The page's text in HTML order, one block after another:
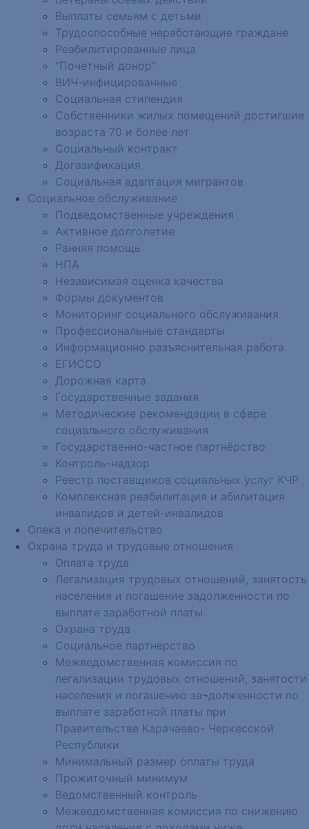
Выплаты семьям с детьми
Трудоспособные неработающие граждане
Реабилитированные лица
"Почетный донор"
ВИЧ-инфицированные
Социальная стипендия
Собственники жилых помещений достигшие
возраста 70 и более лет
Социальный контракт
Догазификация
Социальная адаптация мигрантов
Социальное обслуживание
Подведомственные учреждения
Активное долголетие
Ранняя помощь
НПА
Независимая оценка качества
Формы документов
Мониторинг социального обслуживания
Профессиональные стандарты
Информационно разъяснительная работа
ЕГИССО
Дорожная карта
Государственные задания
Методические рекомендации в сфере
социального обслуживания
Государственно-частное партнёрство
Контроль-надзор
Реестр поставщиков социальных услуг КЧР
Комплексная реабилитация и абилитация
инвалидов и детей-инвалидов
Опека и попечительство
Охрана труда и трудовые отношения
Оплата труда
Легализация трудовых отношений, занятость
населения и погашение задолженности по
выплате заработной платы
Охрана труда
Социальное партнерство
Межведомственная комиссия по
легализации трудовых отношений, занятости
населения и погашению за¬долженности по
выплате заработной платы при
Правительстве Карачаево- Черкесской
Республики
Минимальный размер оплаты труда
Прожиточный минимум
Ведомственный контроль
Межведомственная комиссия по снижению